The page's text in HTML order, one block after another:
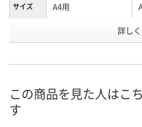
サイズ A4用
詳し
この商品を見た人はこ
す